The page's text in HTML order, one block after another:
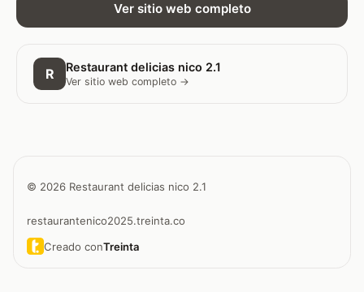
Ver sitio web completo
R Restaurant delicias nico 2.1
Ver sitio web completo →
© 2026 Restaurant delicias nico 2.1
restaurantenico2025.treinta.co
Creado conTreinta